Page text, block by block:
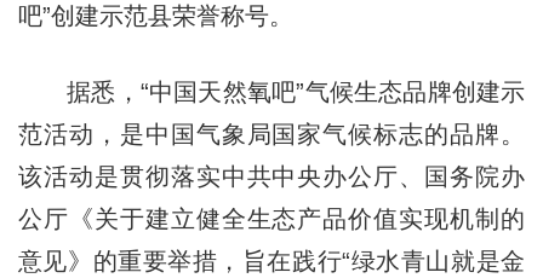
吧”创建示范县荣誉称号。
据悉，“中国天然氧吧”气候生态品牌创建示
范活动，是中国气象局国家气候标志的品牌。
该活动是贯彻落实中共中央办公厅、国务院办
公厅《关于建立健全生态产品价值实现机制的
意见》的重要举措，旨在践行“绿水青山就是金